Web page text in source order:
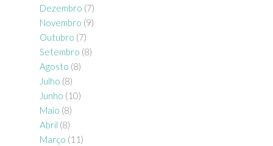
Dezembro (7)
Novembro (9)
Outubro (7)
Setembro (8)
Agosto (8)
Julho (8)
Junho (10)
Maio (8)
Abril (8)
Março (11)